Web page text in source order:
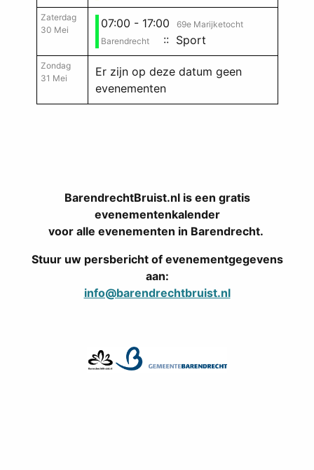
Zaterdag
30 Mei
07:00 - 17:00
69e Marijketocht
Barendrecht
:: Sport
Zondag
31 Mei
Er zijn op deze datum geen
evenementen
BarendrechtBruist.nl is een gratis
evenementenkalender
voor alle evenementen in Barendrecht.
Stuur uw persbericht of evenementgegevens
aan:
info@barendrechtbruist.nl